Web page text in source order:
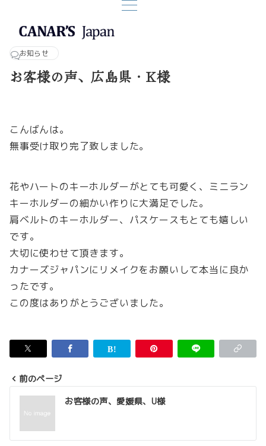
お知らせ
お客様の声、広島県・K様
こんばんは。
無事受け取り完了致しました。
花やハートのキーホルダーがとても可愛く、ミニラン
キーホルダーの細かい作りに大満足でした。
肩ベルトのキーホルダー、パスケースもとても嬉しい
です。
大切に使わせて頂きます。
カナーズジャパンにリメイクをお願いして本当に良か
ったです。
この度はありがとうございました。
投
ナ
前のページ
お客様の声、愛媛県、U様